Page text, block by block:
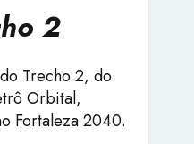
2
Trecho 2, do
Orbital,
Fortaleza 2040.